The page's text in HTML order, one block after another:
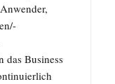
das Business